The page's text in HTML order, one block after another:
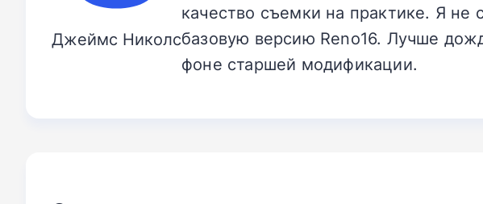
Джеймс Николс
качество съемки на практике. Я не
базовую версию Reno16. Лучше
фоне старшей модификации.